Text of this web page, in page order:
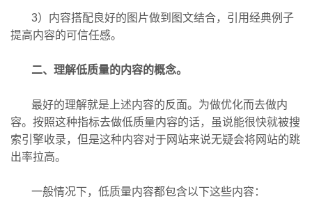
3）内容搭配良好的图片做到图文结合，引用经典例子
提高内容的可信任感。
二、理解低质量的内容的概念。
最好的理解就是上述内容的反面。为做优化而去做内
容。按照这种指标去做低质量内容的话，虽说能很快就被搜
索引擎收录，但是这种内容对于网站来说无疑会将网站的跳
出率拉高。
一般情况下，低质量内容都包含以下这些内容：